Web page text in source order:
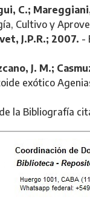
C.;
Cultivo y
J.P.R.; 2007. -
J. M.;
exótico
la Bibliografía